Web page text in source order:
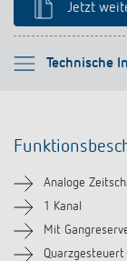
Jetzt
Technische
Bitte
Technische
Downloads
Zubehör
Analoge
1 Kanal
Mit
Quarzgesteuert